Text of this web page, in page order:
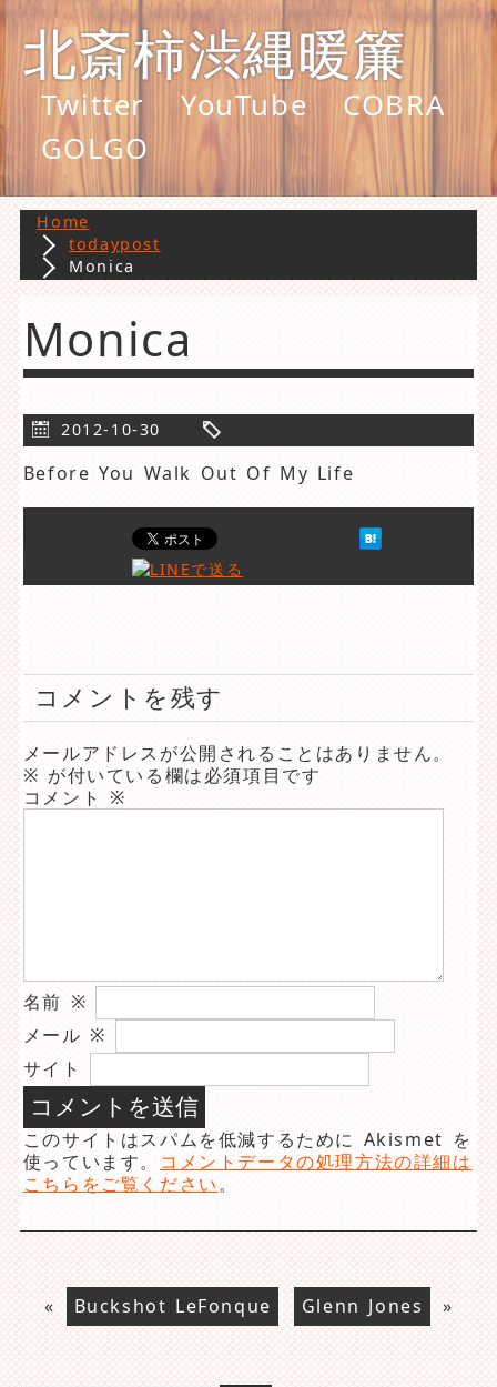
北斎柿渋縄暖簾
Twitter YouTube
COBRA
GOLGO
Home
todaypost
Monica
Monica
2012-10-30
Before You Walk Out Of My Life
コメントを残す
メールアドレスが公開されることはありません。
※ が付いている欄は必須項目です
コメント ※
名前 ※
メール※
サイト
このサイトはスパムを低減するために Akismet を
使っています。 コメントデータの処理方法の詳細は
こちらをご覧ください。
« Buckshot LeFonque Glenn Jones »